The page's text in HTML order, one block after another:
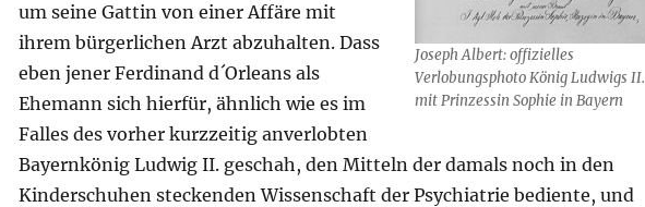
Joseph Albert: offizielles
Verlobungsphoto König Ludwigs II.
mit Prinzessin Sophie in Bayern
um seine Gattin von einer Affäre mit
ihrem bürgerlichen Arzt abzuhalten. Dass
eben jener Ferdinand d´Orleans als
Ehemann sich hierfür, ähnlich wie es im
Falles des vorher kurzzeitig anverlobten
Bayernkönig Ludwig II. geschah, den Mitteln der damals noch in den
Kinderschuhen steckenden Wissenschaft der Psychiatrie bediente, und